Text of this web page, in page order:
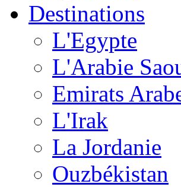
Destinations
L'Egypte
L'Arabie
Emirats
L'Irak
La Jordanie
Ouzbékistan